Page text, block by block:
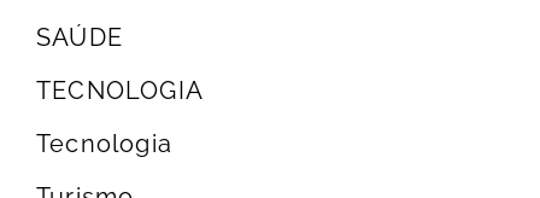
SAÚDE
TECNOLOGIA
Tecnologia